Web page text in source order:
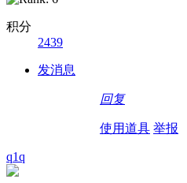
积分
2439
发消息
回复
使用道具 举报
q1q